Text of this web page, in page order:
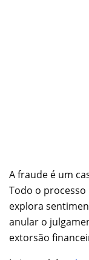
A fraude é um
Todo o
explora
anular o
extorsão